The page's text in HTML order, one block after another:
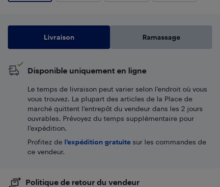
Livraison Ramassage
Disponible uniquement en ligne
Le temps de livraison peut varier selon l'endroit où vous
vous trouvez. La plupart des articles de la Place de
marché quittent l’entrepôt du vendeur dans les 2 jours
ouvrables. Prévoyez du temps supplémentaire pour
l’expédition.
Profitez de l'expédition gratuite sur les commandes de
ce vendeur.
Politique de retour du vendeur